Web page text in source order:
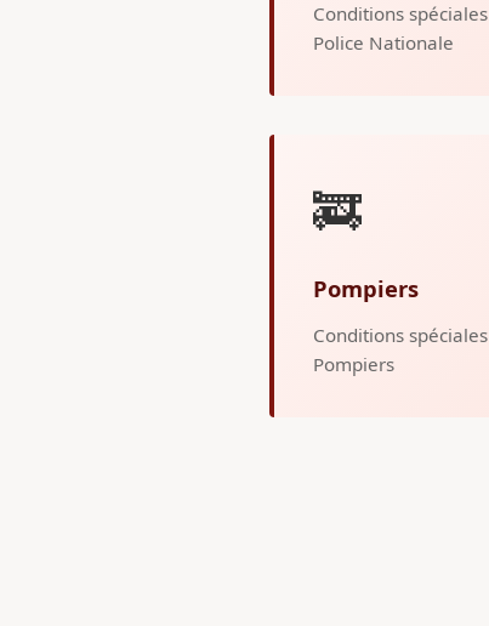
Conditions
Police Nationale
🚒
Pompiers
Conditions
Pompiers